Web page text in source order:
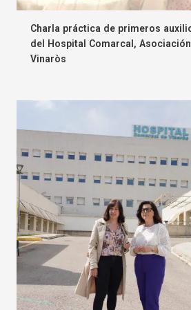
Charla práctica de primeros
del Hospital Comarcal,
Vinaròs